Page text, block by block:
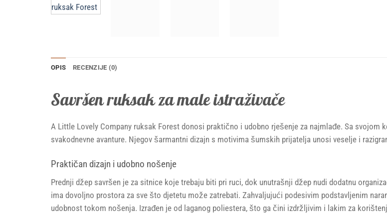
OPIS RECENZIJE (0)
Savršen ruksak za male istraživače
A Little Lovely Company ruksak Forest donosi praktično i udobno rješenje za najmlađe. Sa
svakodnevne avanture. Njegov šarmantni dizajn s motivima šumskih prijatelja unosi veselje i
Praktičan dizajn i udobno nošenje
Prednji džep savršen je za sitnice koje trebaju biti pri ruci, dok unutrašnji džep nudi dodatnu
ima dovoljno prostora za sve što djetetu može zatrebati. Zahvaljujući podesivim podstavljenim
udobnost tokom nošenja. Izrađen je od laganog poliestera, što ga čini izdržljivim i lakim za